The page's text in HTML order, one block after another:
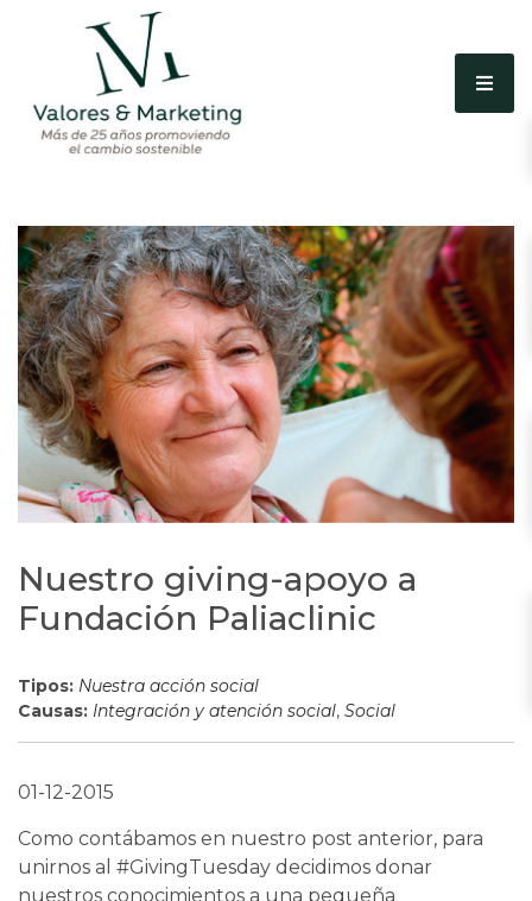
Nuestro giving-apoyo a
Fundación Paliaclinic
Tipos: Nuestra acción social
Causas: Integración y atención social, Social
01-12-2015
Como contábamos en nuestro post anterior, para
unirnos al #GivingTuesday decidimos donar
nuestros conocimientos a una pequeña